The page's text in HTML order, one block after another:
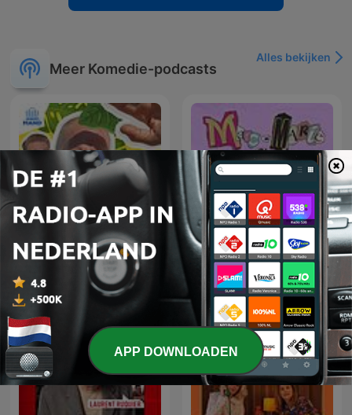
Meer Komedie-podcasts
Alles bekijken
Wat een Week!
Marc-Marie & Isa Vinden
Iets
APP DOWNLOADEN